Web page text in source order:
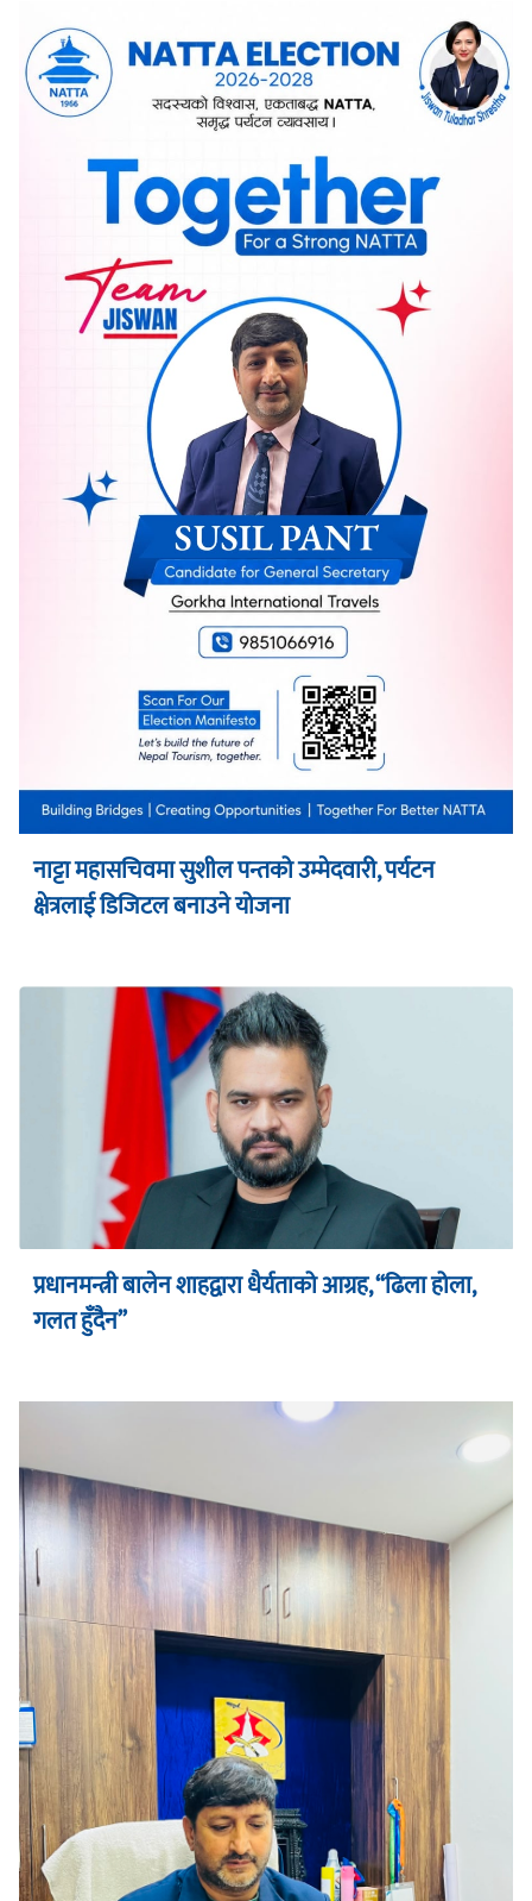
नाट्टा महासचिवमा सुशील पन्तको उम्मेदवारी, पर्यटन
क्षेत्रलाई डिजिटल बनाउने योजना
प्रधानमन्त्री बालेन शाहद्वारा धैर्यताको आग्रह, “ढिला होला,
गलत हुँदैन”